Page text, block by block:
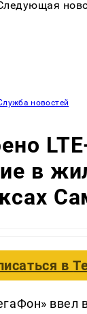
новостей
в
в
ввел